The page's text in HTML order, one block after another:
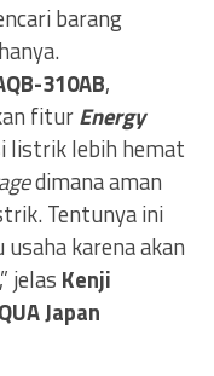
barang
310AB,
fiturEnergy
listrik lebih hemat
dimana aman
Tentunya ini
karena akan
jelas Kenji
Japan